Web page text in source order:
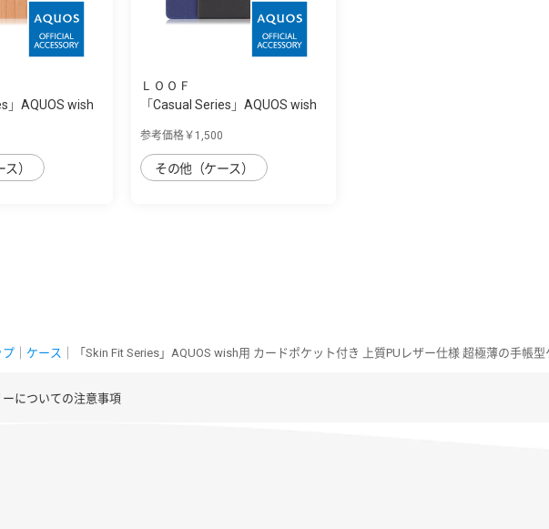
」AQUOS wish
）
ＬＯＯＦ
「Casual Series」AQUOS wish
参考価格￥1,500
その他（ケース）
プ ケース ｜「Skin Fit Series」AQUOS wish用 カードポケット付き 上質PUレザー仕様 超極薄の手帳
についての注意事項